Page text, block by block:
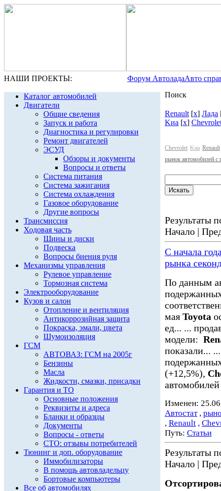
НАШИ ПРОЕКТЫ: Форум АвтоладаАвто
Каталог автомобилей
Двигатели
Общие сведения
Запуск и работа
Диагностика и регулировки
Ремонт двигателей
ЭСУД
Обзоры и документы
Вопросы и ответы
Система питания
Система зажигания
Система охлаждения
Газовое оборудование
Другие вопросы
Трансмиссия
Ходовая часть
Шины и диски
Подвеска
Вопросы биения руля
Механизмы управления
Рулевое управление
Тормозная система
Электрооборудование
Кузов и салон
Отопление и вентиляция
Антикоррозийная защита
Покраска, эмали, цвета
Шумоизоляция
ГСМ
АВТОВАЗ: ГСМ на 2005г
Бензины
Масла
Жидкости, смазки, присадки
Гарантия и ТО
Основные положения
Реквизиты и адреса
Бланки и образцы
Документы
Вопросы - ответы
СТО: отзывы потребителей
Тюнинг и доп. оборудование
Иммобилизаторы
В помощь автовладельцу
Бортовые компьютеры
Все об автомобилях
Поиск
Renault [x] Лада
Kиа [x]
Chevrolet Kиа Renault
рынок автомобилей с
Результаты
Начало |
С начала
рынка
По данным
мая Toyota
ед... ...
модели:
показали...
(+12,5%),
Изменен:
Автостат,
, Renault ,
Путь: Статьи
Результаты
Начало |